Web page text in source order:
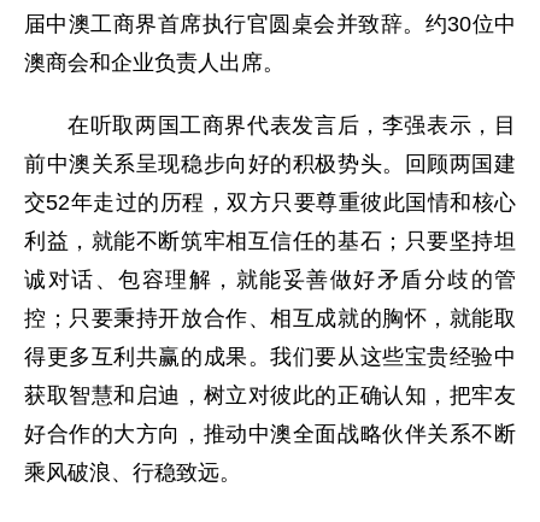
届中澳工商界首席执行官圆桌会并致辞。约30位中
澳商会和企业负责人出席。
在听取两国工商界代表发言后，李强表示，目
前中澳关系呈现稳步向好的积极势头。回顾两国建
交52年走过的历程，双方只要尊重彼此国情和核心
利益，就能不断筑牢相互信任的基石；只要坚持坦
诚对话、包容理解，就能妥善做好矛盾分歧的管
控；只要秉持开放合作、相互成就的胸怀，就能取
得更多互利共赢的成果。我们要从这些宝贵经验中
获取智慧和启迪，树立对彼此的正确认知，把牢友
好合作的大方向，推动中澳全面战略伙伴关系不断
乘风破浪、行稳致远。